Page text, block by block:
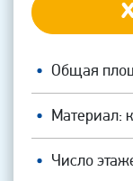
Общая
Материал:
Число